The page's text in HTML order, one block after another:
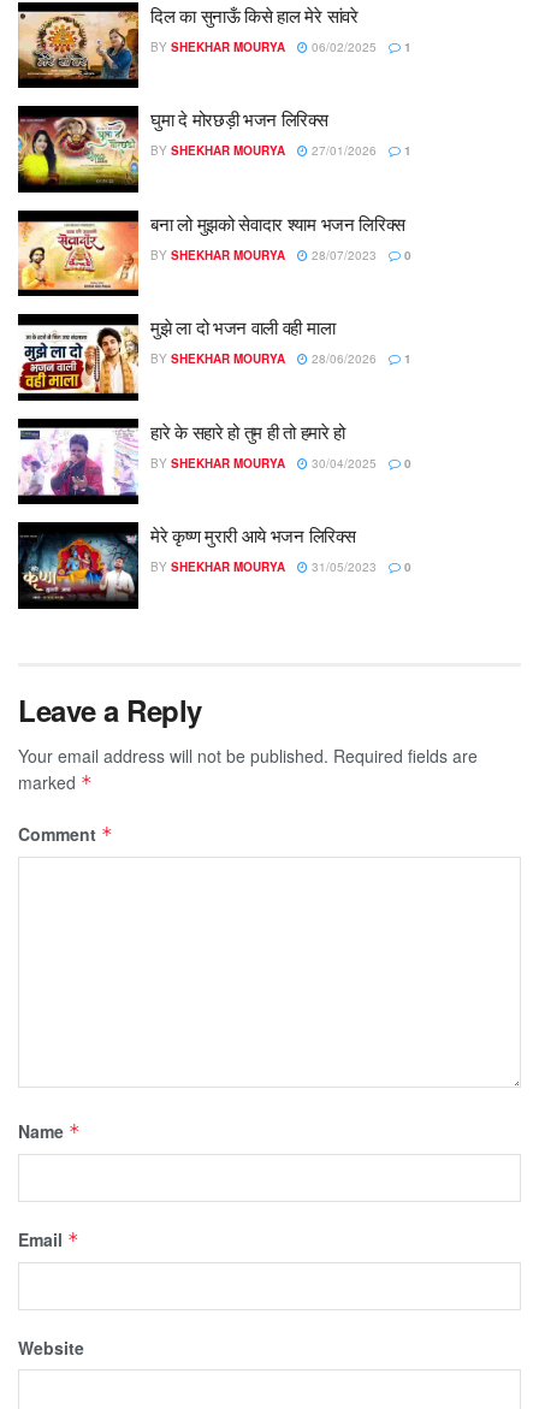
दिल का सुनाऊँ किसे हाल मेरे सांवरे
BY SHEKHAR MOURYA 06/02/2025 1
घुमा दे मोरछड़ी भजन लिरिक्स
BY SHEKHAR MOURYA 27/01/2026 1
बना लो मुझको सेवादार श्याम भजन लिरिक्स
BY SHEKHAR MOURYA 28/07/2023 0
मुझे ला दो भजन वाली वही माला
BY SHEKHAR MOURYA 28/06/2026 1
हारे के सहारे हो तुम ही तो हमारे हो
BY SHEKHAR MOURYA 30/04/2025 0
मेरे कृष्ण मुरारी आये भजन लिरिक्स
BY SHEKHAR MOURYA 31/05/2023 0
Leave a Reply
Your email address will not be published. Required fields are
marked *
Comment *
Name *
Email *
Website